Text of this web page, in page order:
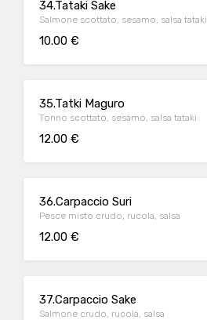
34.Tataki Sake
Salmone scottato, sesamo, salsa tataki
10.00 €
35.Tatki Maguro
Tonno scottato, sesamo, salsa tataki
12.00 €
36.Carpaccio Suri
Pesce misto crudo, rucola, salsa
12.00 €
37.Carpaccio Sake
Salmone crudo, rucola, salsa